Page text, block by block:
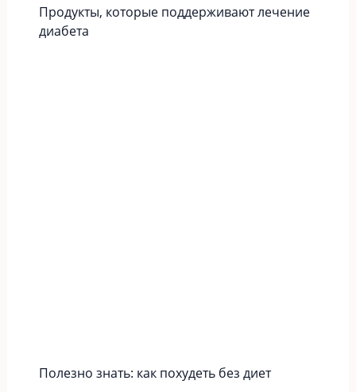
Продукты, которые поддерживают лечение
диабета
Полезно знать: как похудеть без диет